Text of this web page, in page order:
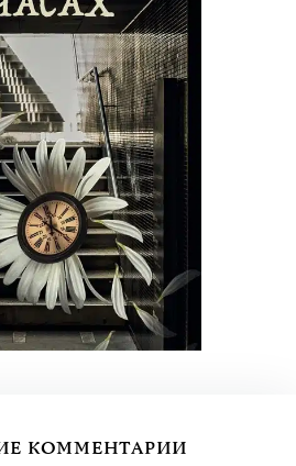
КОММЕНТАРИИ